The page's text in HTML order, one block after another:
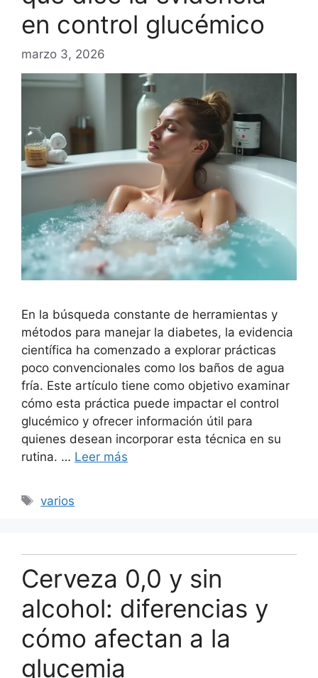
en control glucémico
marzo 3, 2026
En la búsqueda constante de herramientas y
métodos para manejar la diabetes, la evidencia
científica ha comenzado a explorar prácticas
poco convencionales como los baños de agua
fría. Este artículo tiene como objetivo examinar
cómo esta práctica puede impactar el control
glucémico y ofrecer información útil para
quienes desean incorporar esta técnica en su
rutina. … Leer más
Etiquetas
varios
Cerveza 0,0 y sin
alcohol: diferencias y
cómo afectan a la
glucemia